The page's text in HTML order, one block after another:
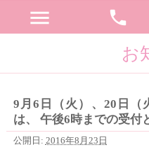
menu phone
お
9月6日（火）、20日（
は、 午後6時までの受付
公開日: 2016年8月23日